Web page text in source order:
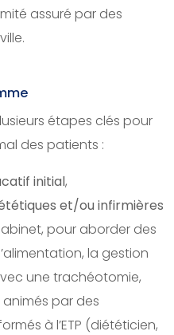
assuré par des
étapes clés pour
des patients :
initial,
et/ou infirmières
pour aborder des
la gestion
une trachéotomie,
animés par des
à l’ETP (diététicien,